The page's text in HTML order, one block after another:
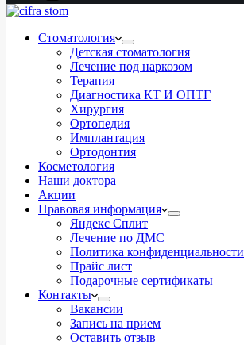
Стоматология
Детская стоматология
Лечение под наркозом
Терапия
Диагностика КТ И ОПТГ
Хирургия
Ортопедия
Имплантация
Ортодонтия
Косметология
Наши доктора
Акции
Правовая информация
Яндекс Сплит
Лечение по ДМС
Политика конфиденциальности
Прайс лист
Подарочные сертификаты
Контакты
Вакансии
Запись на прием
Оставить отзыв